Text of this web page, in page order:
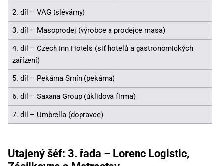
2. díl – VAG (slévárny)
3. díl – Masoprodej (výrobce a prodejce masa)
4. díl – Czech Inn Hotels (síť hotelů a gastronomických
zařízení)
5. díl – Pekárna Srnín (pekárna)
6. díl – Saxana Group (úklidová firma)
7. díl – Umbrella (dopravce)
Utajený šéf: 3. řada – Lorenc Logistic,